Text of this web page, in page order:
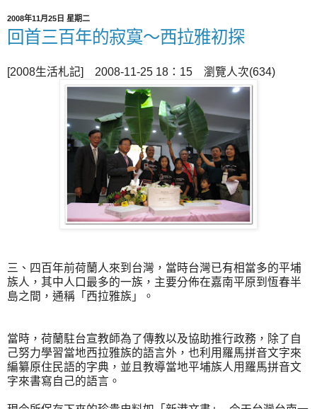
2008年11月25日 星期二
回首三百年的寂寞～西拉雅初探
[2008生活札記] 2008-11-25 18：15 瀏覽人次(634)
三、四百年前荷蘭人來到台灣，當時台灣已有相當多的平埔
族人，其中人口最多的一族，主要分佈在嘉南平原到恆春半
島之間，通稱「西拉雅族」。
當時，荷蘭駐台宣教師為了傳教以及協助推行政務，除了自
己努力學習當地西拉雅族的語言外，也利用羅馬拼音文字來
編纂原住民語的字典，並且教導當地平埔族人用羅馬拼音文
字來書寫自己的語言。